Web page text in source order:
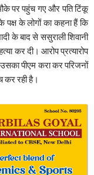
पर पहुंच गए और पति टिंकू
पक्ष के लोगों का कहना हैं कि
के बाद से ससुराली शिवानी
कर दी। आरोप प्रत्यारोप
पीएम करा कर परिजनों
कर रही है।